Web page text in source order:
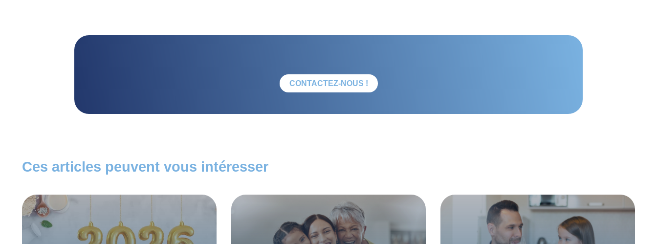
CONTACTEZ-NOUS !
Ces articles peuvent vous intéresser